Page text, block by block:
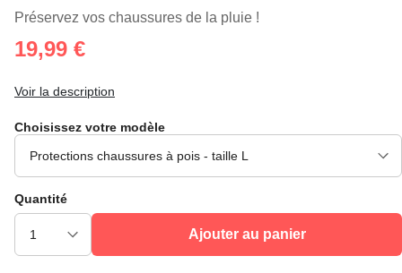
Préservez vos chaussures de la pluie !
19,99 €
Voir la description
Choisissez votre modèle
Quantité
Ajouter au panier